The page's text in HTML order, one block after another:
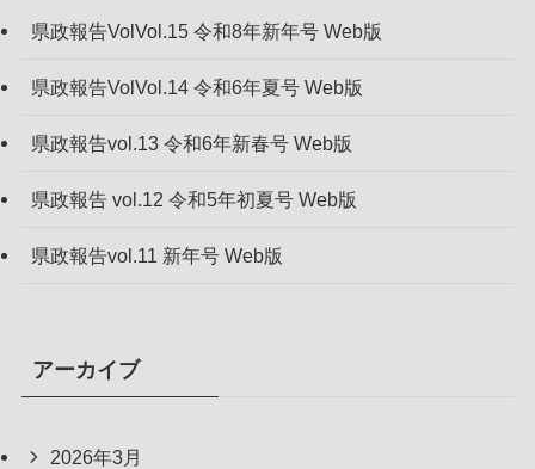
県政報告VolVol.15 令和8年新年号 Web版
県政報告VolVol.14 令和6年夏号 Web版
県政報告vol.13 令和6年新春号 Web版
県政報告 vol.12 令和5年初夏号 Web版
県政報告vol.11 新年号 Web版
アーカイブ
2026年3月